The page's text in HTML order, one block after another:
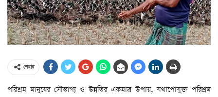
শেয়ার
পরিশ্রম মানুষের সৌভাগ্য ও উন্নতির একমাত্র উপায়, যথাপোযুক্ত পরিশ্রম